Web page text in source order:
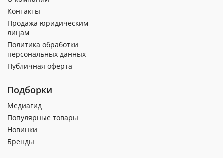
Контакты
Продажа юридическим
лицам
Политика обработки
персональных данных
Публичная оферта
Подборки
Медиагид
Популярные товары
Новинки
Бренды